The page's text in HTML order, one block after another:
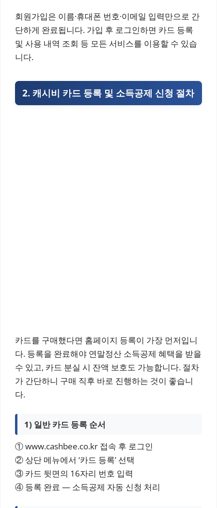
회원가입은 이름·휴대폰 번호·이메일 입력만으로 간
단하게 완료됩니다. 가입 후 로그인하면 카드 등록
및 사용 내역 조회 등 모든 서비스를 이용할 수 있습
니다.
2. 캐시비 카드 등록 및 소득공제 신청 절차
카드를 구매했다면 홈페이지 등록이 가장 먼저입니
다. 등록을 완료해야 연말정산 소득공제 혜택을 받을
수 있고, 카드 분실 시 잔액 보호도 가능합니다. 절차
가 간단하니 구매 직후 바로 진행하는 것이 좋습니
다.
1) 일반 카드 등록 순서
① www.cashbee.co.kr 접속 후 로그인
② 상단 메뉴에서 ‘카드 등록’ 선택
③ 카드 뒷면의 16자리 번호 입력
④ 등록 완료 — 소득공제 자동 신청 처리